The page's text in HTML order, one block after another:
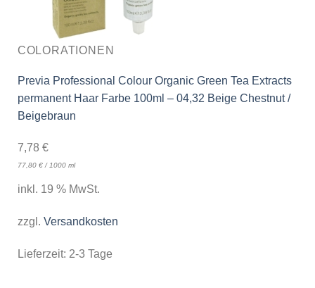
COLORATIONEN
Previa Professional Colour Organic Green Tea Extracts
permanent Haar Farbe 100ml – 04,32 Beige Chestnut /
Beigebraun
7,78 €
77,80 €/1000 ml
inkl. 19 % MwSt.
zzgl. Versandkosten
Lieferzeit: 2-3 Tage